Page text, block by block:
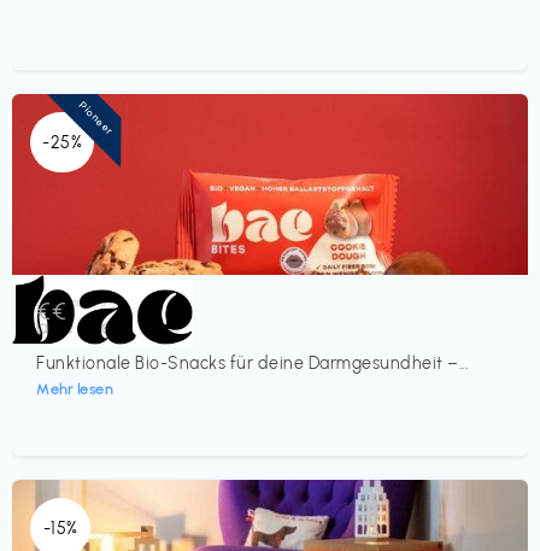
-25%
Lebensmittel
bae Treat
Funktionale Bio-Snacks für deine Darmgesundheit –...
Mehr lesen
€€‎
Pioneer
-15%